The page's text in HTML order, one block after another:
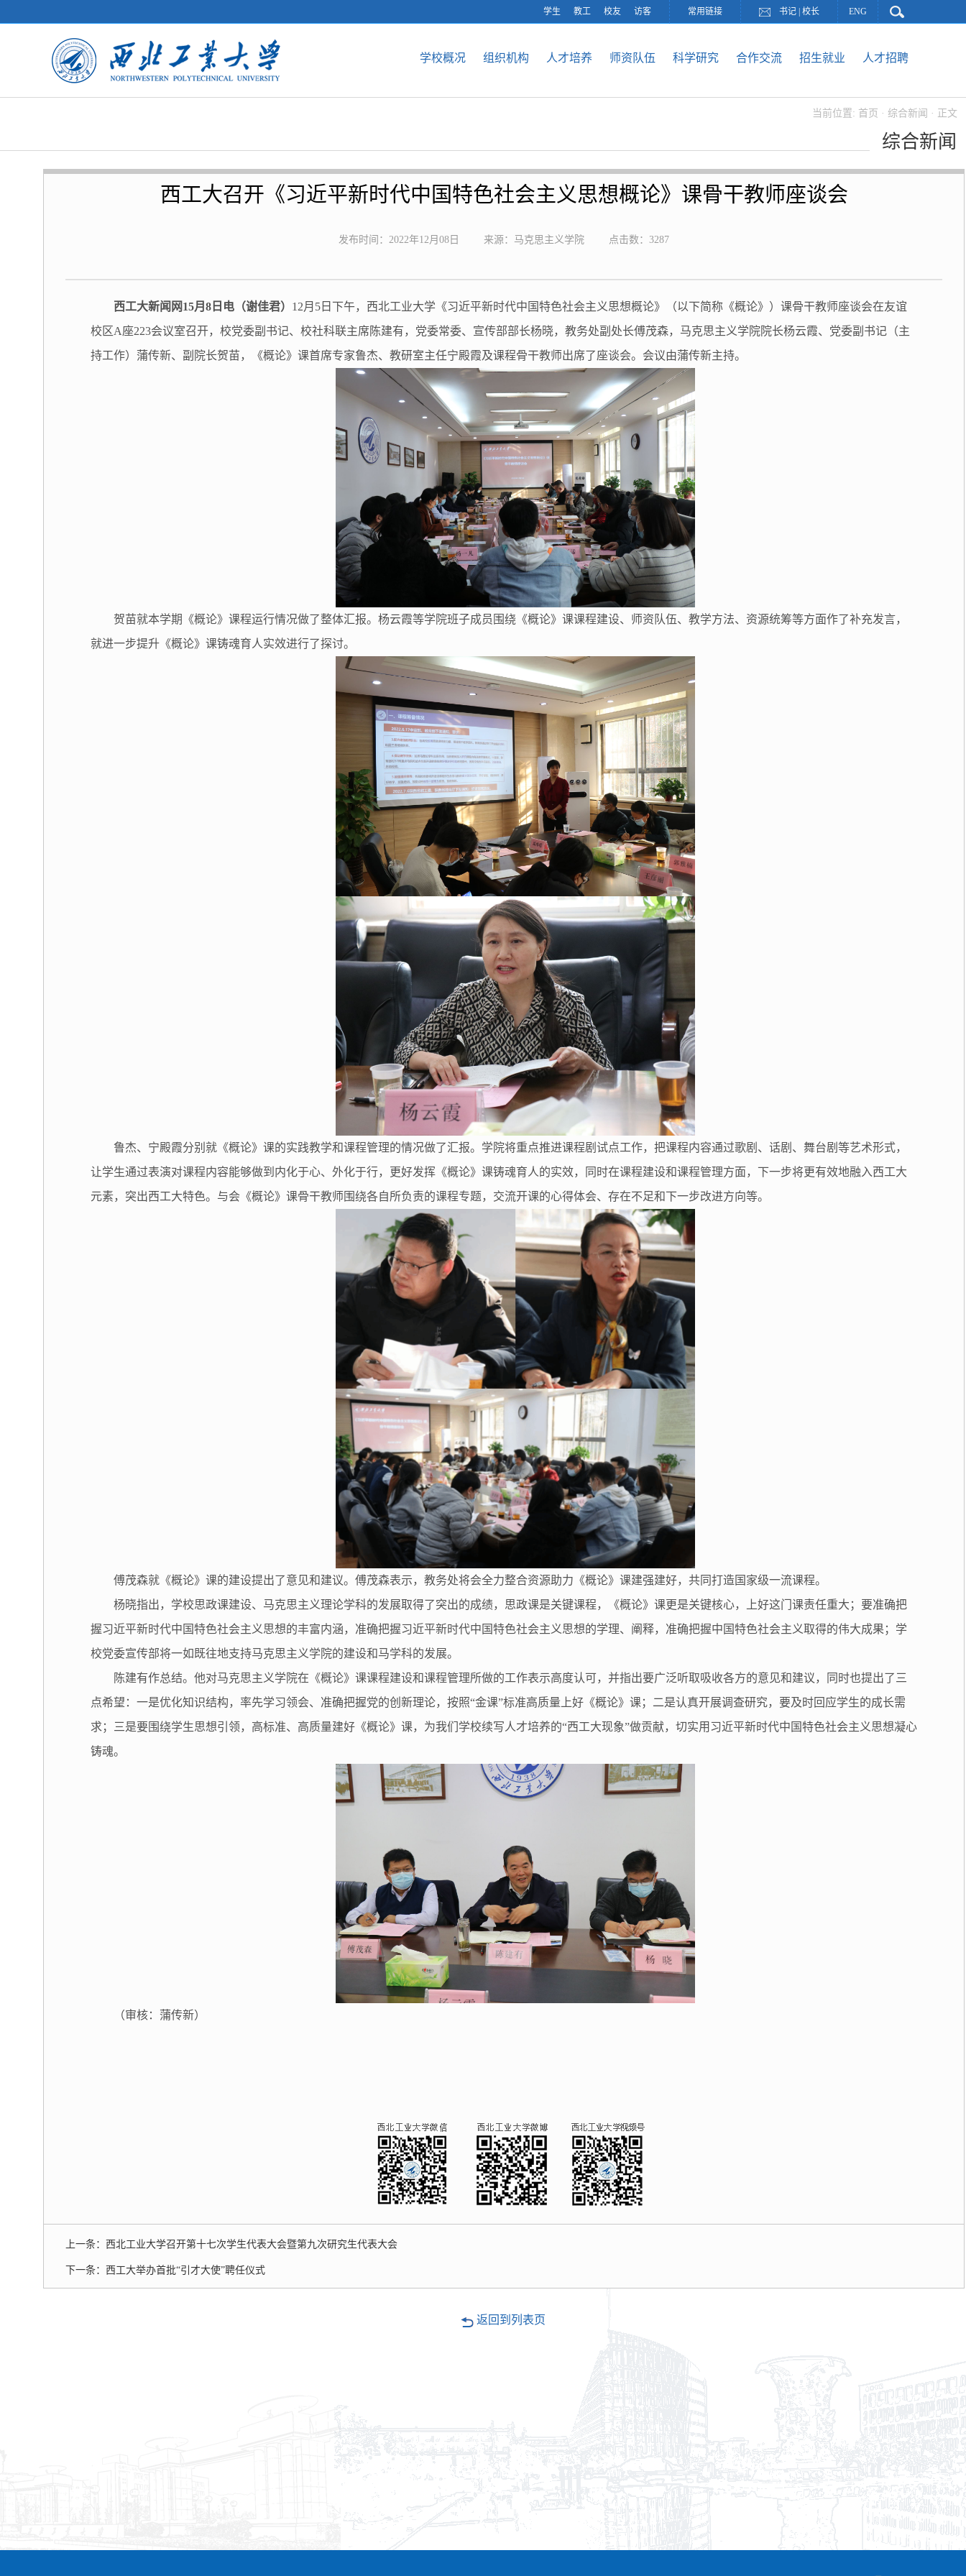
学生 教工 校友 访客 常用链接 书记 校长 ENG
学校概况 组织机构 人才培养 师资队伍 科学研究 合作交流 招生就业 人才招聘
当前位置: 首页 · 综合新闻 · 正文
综合新闻
西工大召开《习近平新时代中国特色社会主义思想概论》课骨干教师座谈会
发布时间：2022年12月08日 来源：马克思主义学院 点击数： 3287
西工大新闻网15月8日电（谢佳君） 12月5日下午，西北工业大学《习近平新时代中国特色社会主义思想概论》（以下简称《概论》）课骨干教师座谈会在友谊
校区A座223会议室召开，校党委副书记、校社科联主席陈建有，党委常委、宣传部部长杨晓，教务处副处长傅茂森，马克思主义学院院长杨云霞、党委副书记（主
持工作）蒲传新、副院长贺苗，《概论》课首席专家鲁杰、教研室主任宁殿霞及课程骨干教师出席了座谈会。会议由蒲传新主持。
贺苗就本学期《概论》课程运行情况做了整体汇报。杨云霞等学院班子成员围绕《概论》课课程建设、师资队伍、教学方法、资源统筹等方面作了补充发言，
就进一步提升《概论》课铸魂育人实效进行了探讨。
鲁杰、宁殿霞分别就《概论》课的实践教学和课程管理的情况做了汇报。学院将重点推进课程剧试点工作，把课程内容通过歌剧、话剧、舞台剧等艺术形式，
让学生通过表演对课程内容能够做到内化于心、外化于行，更好发挥《概论》课铸魂育人的实效，同时在课程建设和课程管理方面，下一步将更有效地融入西工大
元素，突出西工大特色。与会《概论》课骨干教师围绕各自所负责的课程专题，交流开课的心得体会、存在不足和下一步改进方向等。
傅茂森就《概论》课的建设提出了意见和建议。傅茂森表示，教务处将会全力整合资源助力《概论》课建强建好，共同打造国家级一流课程。
杨晓指出，学校思政课建设、马克思主义理论学科的发展取得了突出的成绩，思政课是关键课程，《概论》课更是关键核心，上好这门课责任重大；要准确把
握习近平新时代中国特色社会主义思想的丰富内涵，准确把握习近平新时代中国特色社会主义思想的学理、阐释，准确把握中国特色社会主义取得的伟大成果；学
校党委宣传部将一如既往地支持马克思主义学院的建设和马学科的发展。
陈建有作总结。他对马克思主义学院在《概论》课课程建设和课程管理所做的工作表示高度认可，并指出要广泛听取吸收各方的意见和建议，同时也提出了三
点希望：一是优化知识结构，率先学习领会、准确把握党的创新理论，按照“金课”标准高质量上好《概论》课；二是认真开展调查研究，要及时回应学生的成长需
求；三是要围绕学生思想引领，高标准、高质量建好《概论》课，为我们学校续写人才培养的“西工大现象”做贡献，切实用习近平新时代中国特色社会主义思想凝心
铸魂。
（审核：蒲传新）
上一条： 西北工业大学召开第十七次学生代表大会暨第九次研究生代表大会
下一条： 西工大举办首批“引才大使”聘任仪式
返回到列表页